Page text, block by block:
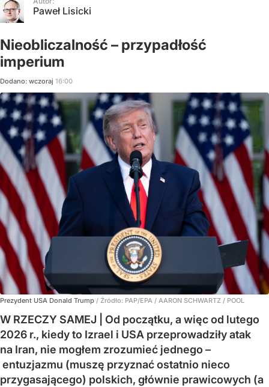
Paweł Lisicki
Nieobliczalność – przypadłość
imperium
Dodano: wczoraj 16:00
Prezydent USA Donald Trump / Źródło: PAP/EPA / AARON SCHWARTZ / POOL
W RZECZY SAMEJ | Od początku, a więc od lutego
2026 r., kiedy to Izrael i USA przeprowadziły atak
na Iran, nie mogłem zrozumieć jednego –
entuzjazmu (muszę przyznać ostatnio nieco
przygasającego) polskich, głównie prawicowych (a